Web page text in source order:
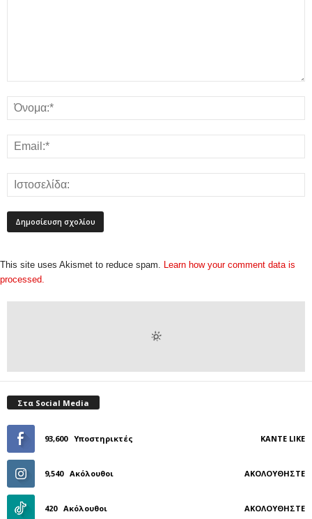
This site uses Akismet to reduce spam. Learn how your comment data is
processed.
Στα Social Media
93,600 Υποστηρικτές ΚΆΝΤΕ LIKE
9,540 Ακόλουθοι ΑΚΟΛΟΥΘΉΣΤΕ
420 Ακόλουθοι ΑΚΟΛΟΥΘΉΣΤΕ